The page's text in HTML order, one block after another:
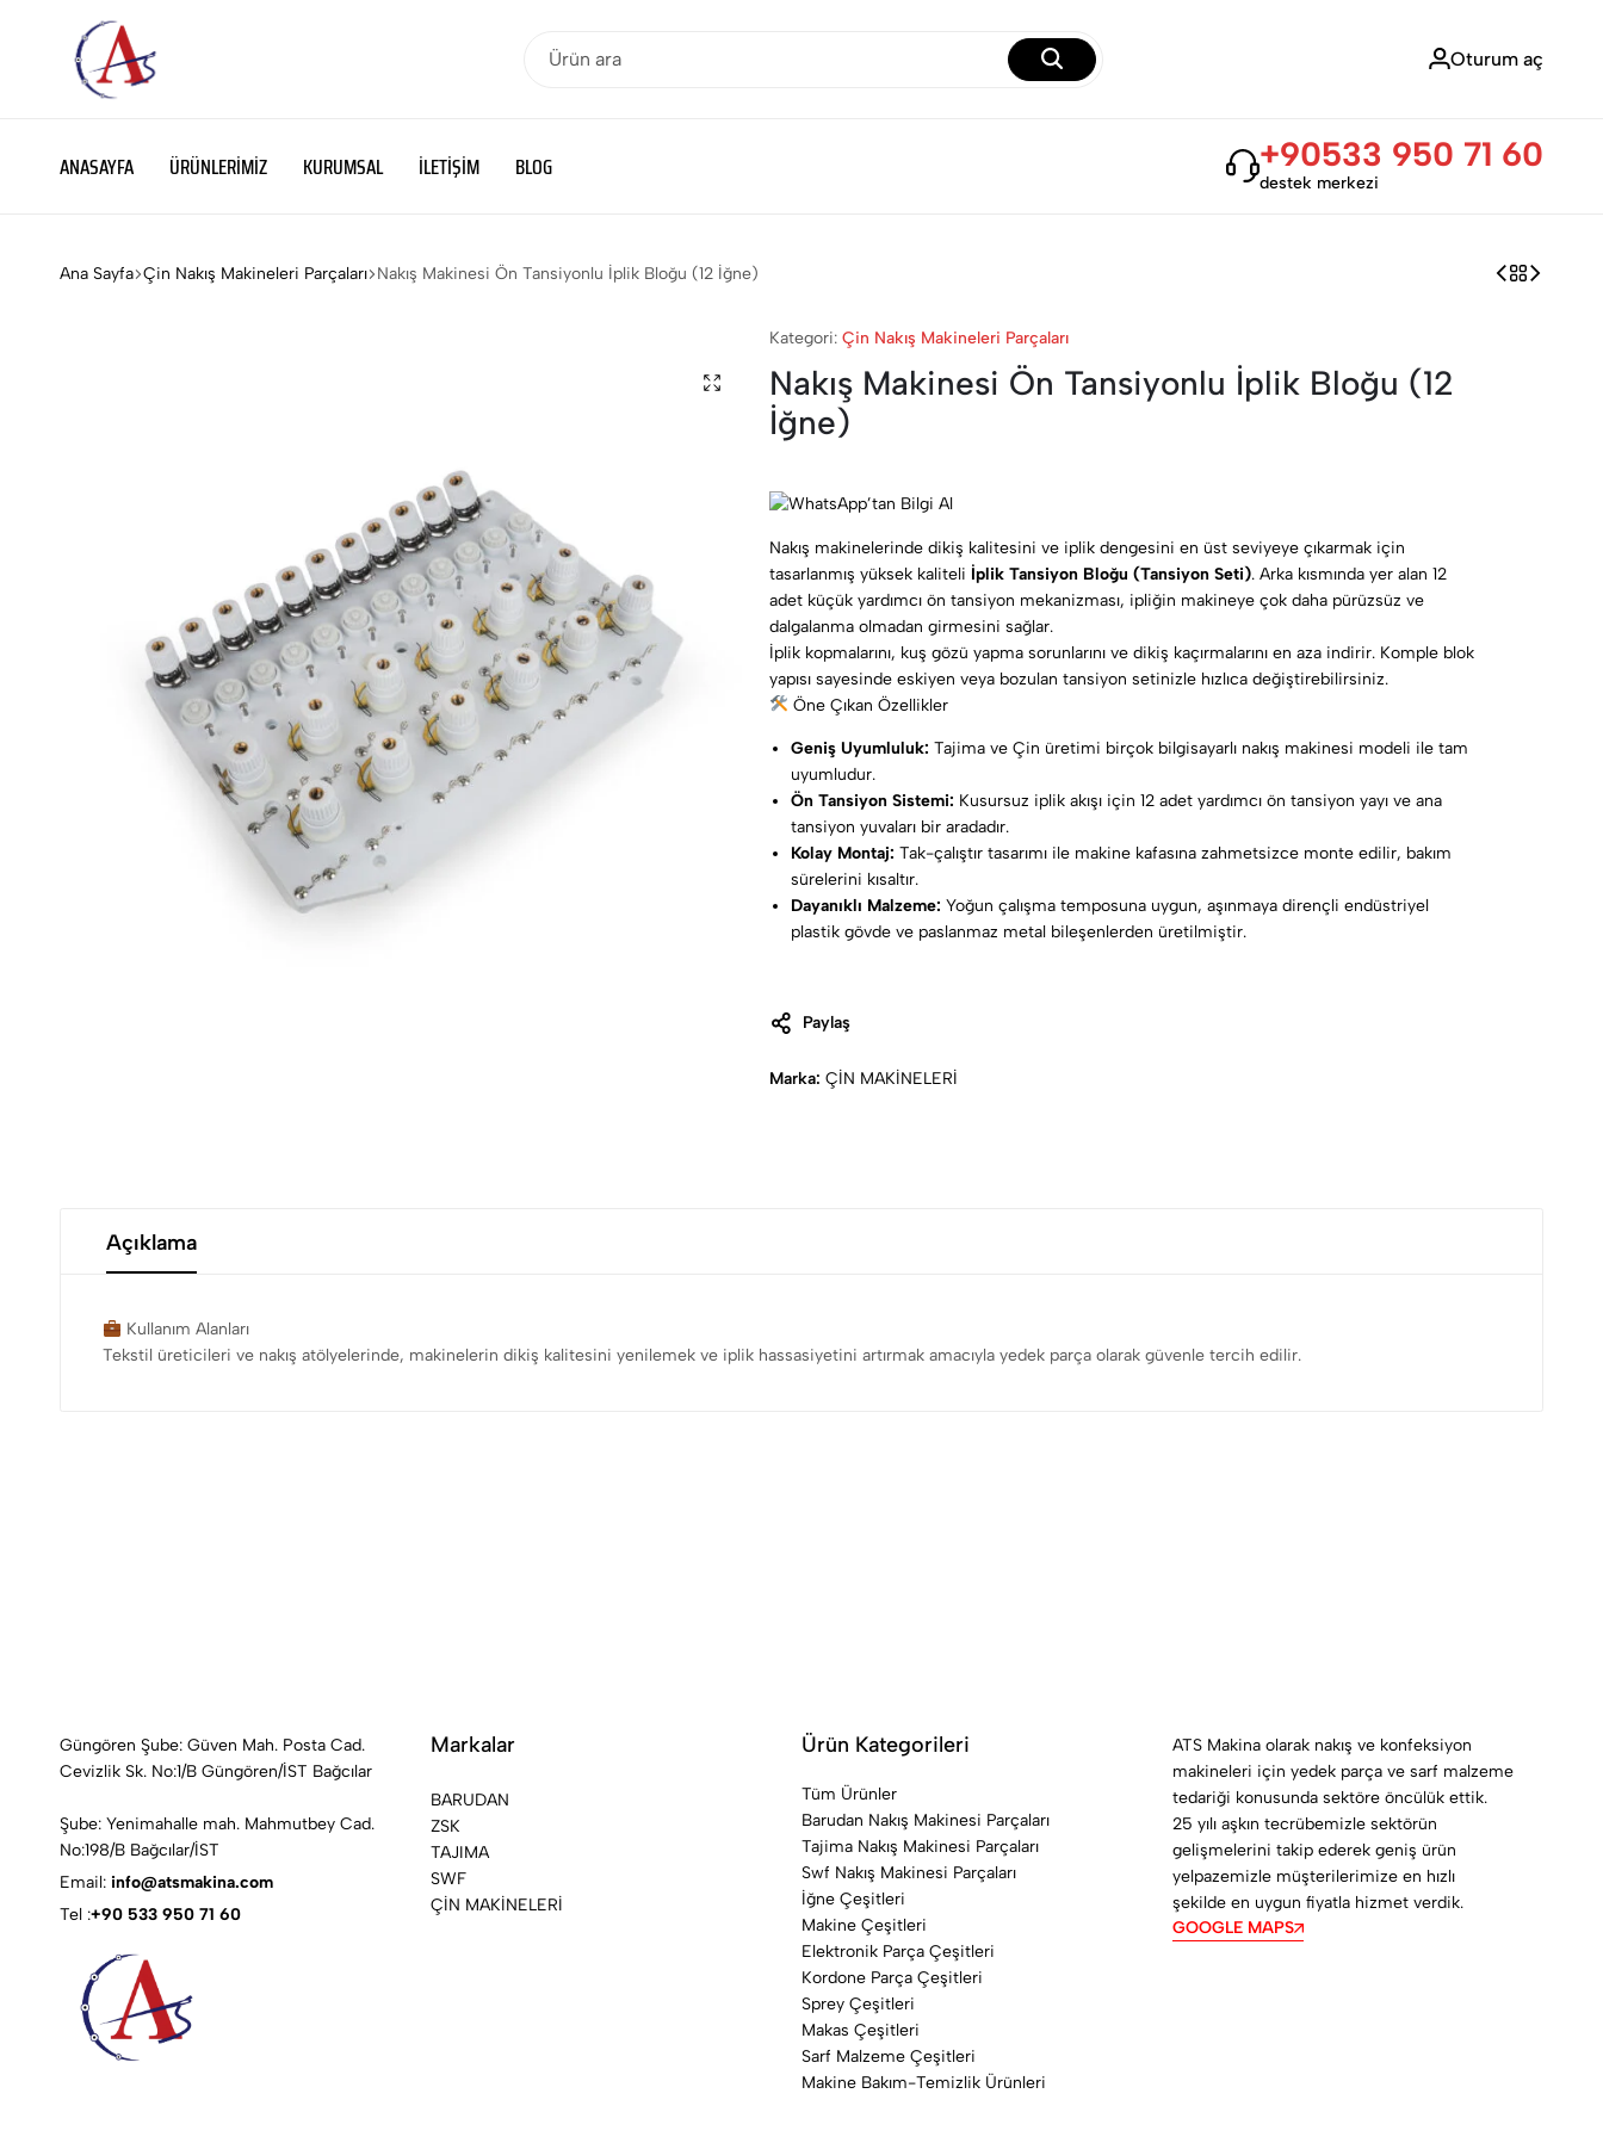
binlerce
Oturum aç
ANASAYFA ÜRÜNLERIMIZ KURUMSAL İLETIŞIM BLOG +90533 950 71 60
destek merkezi
Ana Sayfa Çin Nakış Makineleri Parçaları Nakış Makinesi Ön Tansiyonlu İplik Bloğu (12 İğne)
Kategori: Çin Nakış Makineleri Parçaları
Nakış Makinesi Ön Tansiyonlu İplik Bloğu (12
İğne)
Nakış makinelerinde dikiş kalitesini ve iplik dengesini en üst seviyeye çıkarmak için
tasarlanmış yüksek kaliteli İplik Tansiyon Bloğu (Tansiyon Seti). Arka kısmında yer alan 12
adet küçük yardımcı ön tansiyon mekanizması, ipliğin makineye çok daha pürüzsüz ve
dalgalanma olmadan girmesini sağlar.
İplik kopmalarını, kuş gözü yapma sorunlarını ve dikiş kaçırmalarını en aza indirir. Komple blok
yapısı sayesinde eskiyen veya bozulan tansiyon setinizle hızlıca değiştirebilirsiniz.
Öne Çıkan Özellikler
Geniş Uyumluluk: Tajima ve Çin üretimi birçok bilgisayarlı nakış makinesi modeli ile tam
uyumludur.
Ön Tansiyon Sistemi: Kusursuz iplik akışı için 12 adet yardımcı ön tansiyon yayı ve ana
tansiyon yuvaları bir aradadır.
Kolay Montaj: Tak-çalıştır tasarımı ile makine kafasına zahmetsizce monte edilir, bakım
sürelerini kısaltır.
Dayanıklı Malzeme: Yoğun çalışma temposuna uygun, aşınmaya dirençli endüstriyel
plastik gövde ve paslanmaz metal bileşenlerden üretilmiştir.
Paylaş
Marka: ÇİN MAKİNELERİ
Açıklama
Kullanım Alanları
Tekstil üreticileri ve nakış atölyelerinde, makinelerin dikiş kalitesini yenilemek ve iplik hassasiyetini artırmak amacıyla yedek parça olarak güvenle tercih edilir.
Güngören Şube: Güven Mah. Posta Cad.
Cevizlik Sk. No:1/B Güngören/İST Bağcılar
Şube: Yenimahalle mah. Mahmutbey Cad.
No:198/B Bağcılar/İST
Email: info@atsmakina.com
Tel :+90 533 950 71 60
Markalar
BARUDAN
ZSK
TAJIMA
SWF
ÇİN MAKİNELERİ
Ürün Kategorileri
Tüm Ürünler
Barudan Nakış Makinesi Parçaları
Tajima Nakış Makinesi Parçaları
Swf Nakış Makinesi Parçaları
İğne Çeşitleri
Makine Çeşitleri
Elektronik Parça Çeşitleri
Kordone Parça Çeşitleri
Sprey Çeşitleri
Makas Çeşitleri
Sarf Malzeme Çeşitleri
Makine Bakım-Temizlik Ürünleri
ATS Makina olarak nakış ve konfeksiyon
makineleri için yedek parça ve sarf malzeme
tedariği konusunda sektöre öncülük ettik.
25 yılı aşkın tecrübemizle sektörün
gelişmelerini takip ederek geniş ürün
yelpazemizle müşterilerimize en hızlı
şekilde en uygun fiyatla hizmet verdik.
GOOGLE MAPS